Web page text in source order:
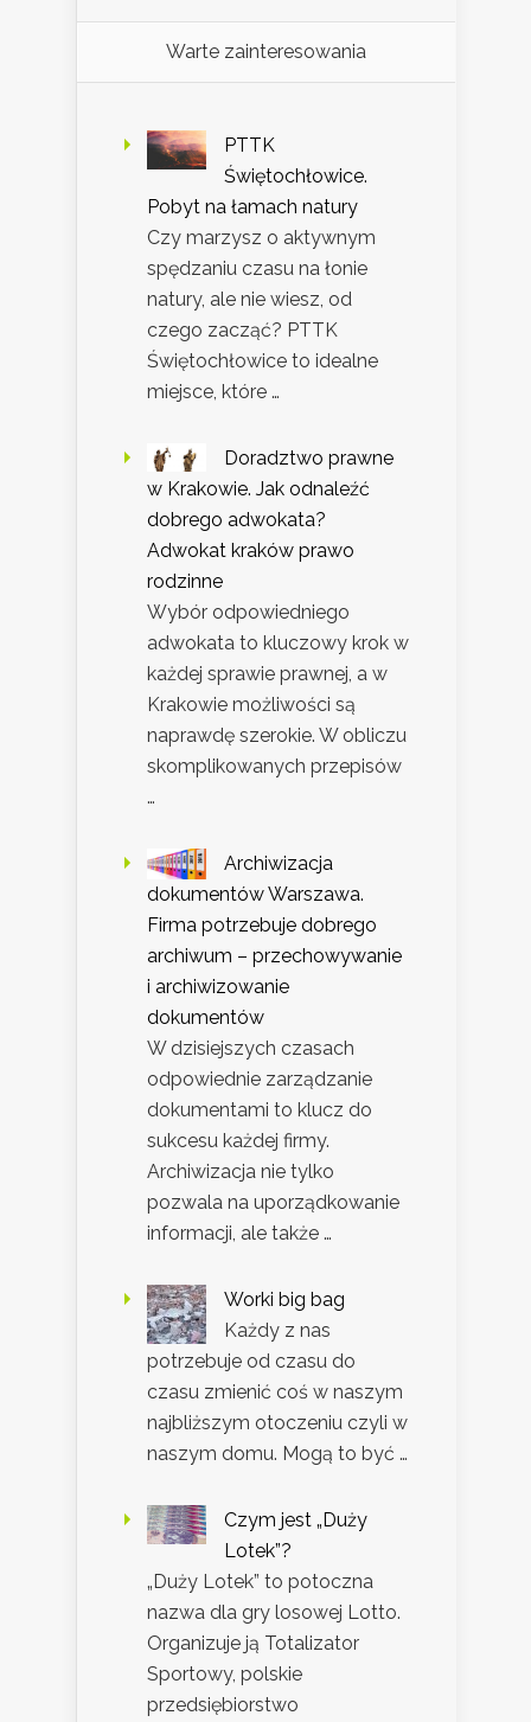
Warte zainteresowania
PTTK
Świętochłowice.
Pobyt na łamach natury
Czy marzysz o aktywnym
spędzaniu czasu na łonie
natury, ale nie wiesz, od
czego zacząć? PTTK
Świętochłowice to idealne
miejsce, które …
Doradztwo prawne
w Krakowie. Jak odnaleźć
dobrego adwokata?
Adwokat kraków prawo
rodzinne
Wybór odpowiedniego
adwokata to kluczowy krok w
każdej sprawie prawnej, a w
Krakowie możliwości są
naprawdę szerokie. W obliczu
skomplikowanych przepisów
…
Archiwizacja
dokumentów Warszawa.
Firma potrzebuje dobrego
archiwum – przechowywanie
i archiwizowanie
dokumentów
W dzisiejszych czasach
odpowiednie zarządzanie
dokumentami to klucz do
sukcesu każdej firmy.
Archiwizacja nie tylko
pozwala na uporządkowanie
informacji, ale także …
Worki big bag
Każdy z nas
potrzebuje od czasu do
czasu zmienić coś w naszym
najbliższym otoczeniu czyli w
naszym domu. Mogą to być …
Czym jest „Duży
Lotek”?
„Duży Lotek” to potoczna
nazwa dla gry losowej Lotto.
Organizuje ją Totalizator
Sportowy, polskie
przedsiębiorstwo